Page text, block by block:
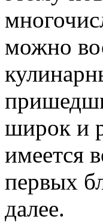
можно
широк и
имеется
первых
далее.